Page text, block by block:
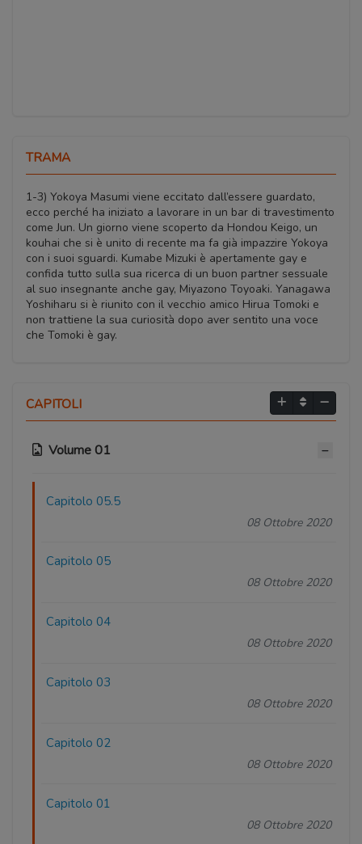
TRAMA
1-3) Yokoya Masumi viene eccitato dall’essere guardato,
ecco perché ha iniziato a lavorare in un bar di travestimento
come Jun. Un giorno viene scoperto da Hondou Keigo, un
kouhai che si è unito di recente ma fa già impazzire Yokoya
con i suoi sguardi. Kumabe Mizuki è apertamente gay e
confida tutto sulla sua ricerca di un buon partner sessuale
al suo insegnante anche gay, Miyazono Toyoaki. Yanagawa
Yoshiharu si è riunito con il vecchio amico Hirua Tomoki e
non trattiene la sua curiosità dopo aver sentito una voce
che Tomoki è gay.
CAPITOLI
Volume 01
Capitolo 05.5
08 Ottobre 2020
Capitolo 05
08 Ottobre 2020
Capitolo 04
08 Ottobre 2020
Capitolo 03
08 Ottobre 2020
Capitolo 02
08 Ottobre 2020
Capitolo 01
08 Ottobre 2020